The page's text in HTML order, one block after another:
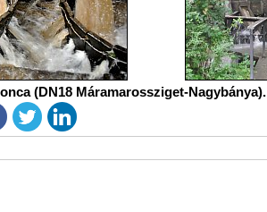
(DN18 Máramarossziget-Nagybánya).